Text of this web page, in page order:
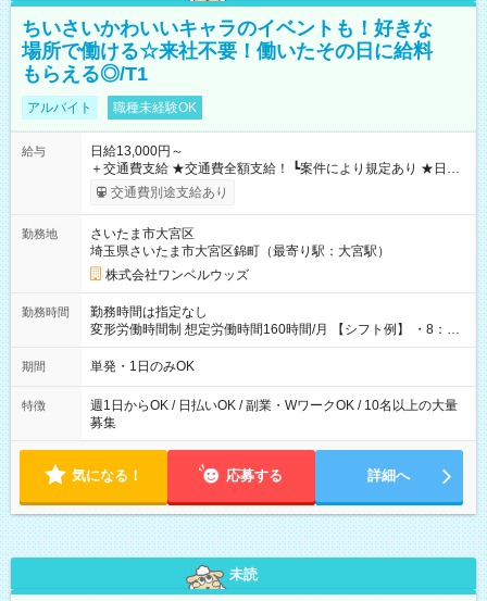
ちいさいかわいいキャラのイベントも！好きな
場所で働ける☆来社不要！働いたその日に給料
もらえる◎/T1
アルバイト 職種未経験OK
給与
日給13,000円～
＋交通費支給 ★交通費全額支給！ ┗案件により規定あり ★日払
いOK！（規定あり） ┗働いたその日に現金GET♪ お仕事後はコ
ンビニATMから 日払い分を引き落とせます！ 【試用期間】試
交通費別途支給あり
勤務地
さいたま市大宮区
埼玉県さいたま市大宮区錦町（最寄り駅：大宮駅）
株式会社ワンベルウッズ
勤務時間
勤務時間は指定なし
変形労働時間制 想定労働時間160時間/月 【シフト例】 ・8：00
～21：00
期間 単発・1日のみOK
特徴
週1日からOK / 日払いOK / 副業・WワークOK / 10名以上の大量
募集
気になる！ 応募する 詳細へ
未読